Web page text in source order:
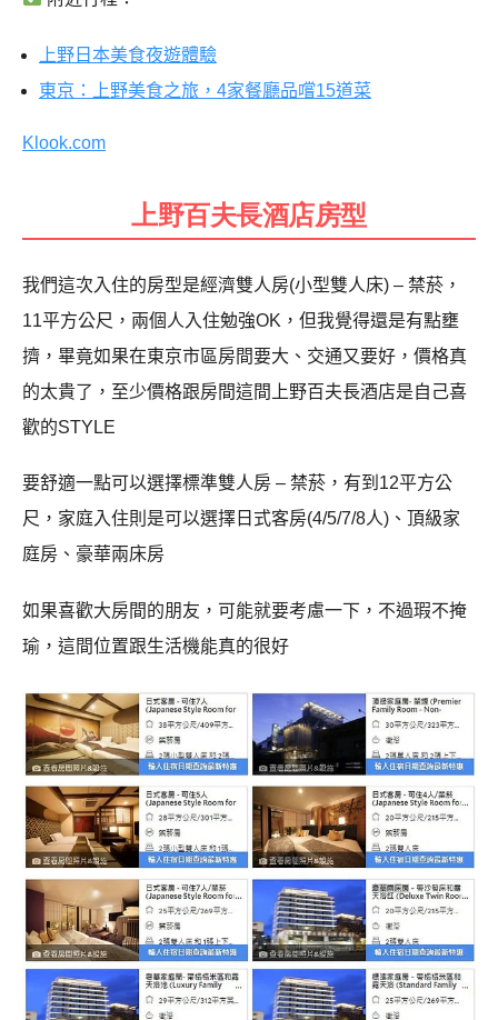
上野日本美食夜遊體驗
東京：上野美食之旅，4家餐廳品嚐15道菜
Klook.com
上野百夫長酒店房型
我們這次入住的房型是經濟雙人房(小型雙人床) – 禁菸，
11平方公尺，兩個人入住勉強OK，但我覺得還是有點壅
擠，畢竟如果在東京市區房間要大、交通又要好，價格真
的太貴了，至少價格跟房間這間上野百夫長酒店是自己喜
歡的STYLE
要舒適一點可以選擇標準雙人房 – 禁菸，有到12平方公
尺，家庭入住則是可以選擇日式客房(4/5/7/8人)、頂級家
庭房、豪華兩床房
如果喜歡大房間的朋友，可能就要考慮一下，不過瑕不掩
瑜，這間位置跟生活機能真的很好